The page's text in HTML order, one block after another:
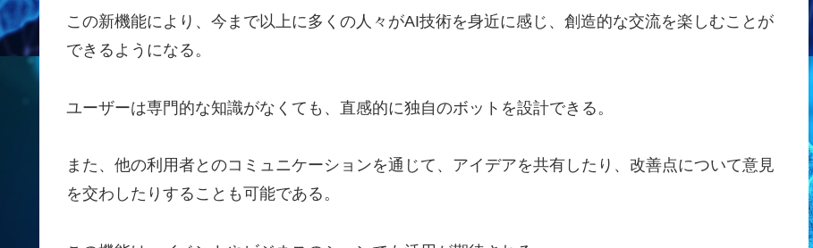
この新機能により、今まで以上に多くの人々がAI技術を身近に感じ、創造的な交流を楽しむことが
できるようになる。
ユーザーは専門的な知識がなくても、直感的に独自のボットを設計できる。
また、他の利用者とのコミュニケーションを通じて、アイデアを共有したり、改善点について意見
を交わしたりすることも可能である。